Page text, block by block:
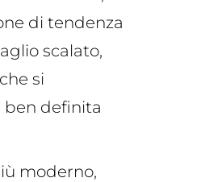
di tendenza
scalato,
si
ben definita
moderno,